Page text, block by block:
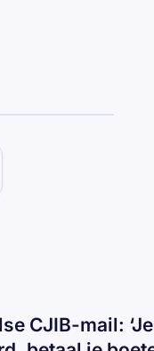
CJIB-mail: